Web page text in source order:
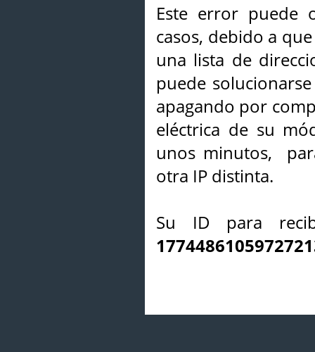
Este error puede
casos, debido a
una lista de
puede
apagando por
eléctrica de su
unos minutos,
otra IP distinta.
Su ID para